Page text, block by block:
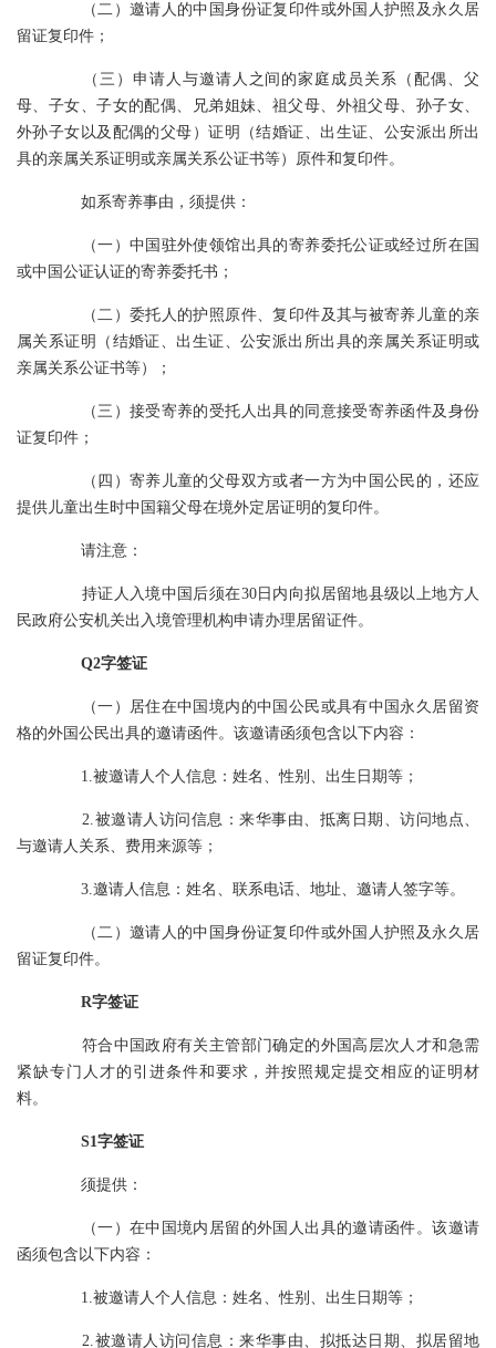
（二）邀请人的中国身份证复印件或外国人护照及永久居
留证复印件；
（三）申请人与邀请人之间的家庭成员关系（配偶、父
母、子女、子女的配偶、兄弟姐妹、祖父母、外祖父母、孙子女、
外孙子女以及配偶的父母）证明（结婚证、出生证、公安派出所出
具的亲属关系证明或亲属关系公证书等）原件和复印件。
如系寄养事由，须提供：
（一）中国驻外使领馆出具的寄养委托公证或经过所在国
或中国公证认证的寄养委托书；
（二）委托人的护照原件、复印件及其与被寄养儿童的亲
属关系证明（结婚证、出生证、公安派出所出具的亲属关系证明或
亲属关系公证书等）；
（三）接受寄养的受托人出具的同意接受寄养函件及身份
证复印件；
（四）寄养儿童的父母双方或者一方为中国公民的，还应
提供儿童出生时中国籍父母在境外定居证明的复印件。
请注意：
持证人入境中国后须在30日内向拟居留地县级以上地方人
民政府公安机关出入境管理机构申请办理居留证件。
Q2字签证
（一）居住在中国境内的中国公民或具有中国永久居留资
格的外国公民出具的邀请函件。该邀请函须包含以下内容：
1.被邀请人个人信息：姓名、性别、出生日期等；
2.被邀请人访问信息：来华事由、抵离日期、访问地点、
与邀请人关系、费用来源等；
3.邀请人信息：姓名、联系电话、地址、邀请人签字等。
（二）邀请人的中国身份证复印件或外国人护照及永久居
留证复印件。
R字签证
符合中国政府有关主管部门确定的外国高层次人才和急需
紧缺专门人才的引进条件和要求，并按照规定提交相应的证明材
料。
S1字签证
须提供：
（一）在中国境内居留的外国人出具的邀请函件。该邀请
函须包含以下内容：
1.被邀请人个人信息：姓名、性别、出生日期等；
2.被邀请人访问信息：来华事由、拟抵达日期、拟居留地